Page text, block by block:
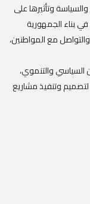
وتأثيرها على
بناء الجمهورية
مع المواطنين،
السياسي والتنموي،
وتنفيذ مشاريع